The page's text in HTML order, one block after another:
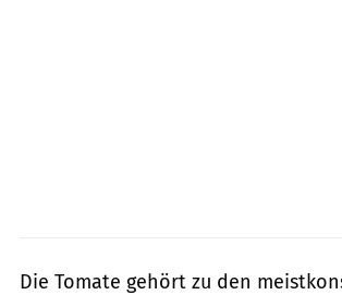
Die Tomate gehört zu den